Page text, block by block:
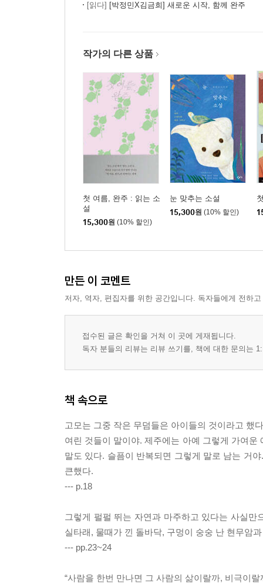
[읽다] [박정민X김금희] 새로운 시작, 함께 완주
작가의 다른 상품
첫 여름, 완주 : 읽는 소
설
15,300원 (10% 할인)
눈 맞추는 소설
15,300원 (10% 할인)
만든 이 코멘트
저자, 역자, 편집자를 위한 공간입니다. 독자들에게 전하
접수된 글은 확인을 거쳐 이 곳에 게재됩니다.
독자 분들의 리뷰는 리뷰 쓰기를, 책에 대한 문의는
책 속으로
고모는 그중 작은 무덤들은 아이들의 것이라고 했
여린 것들이 말이야. 제주에는 아예 그렇게 가여
말도 있다. 슬픔이 반복되면 그렇게 말로 남는 거
큰했다.
--- p.18
그렇게 펄펄 뛰는 자연과 마주하고 있다는 사실
실타래, 물때가 낀 돌바닥, 구멍이 숭숭 난 현무암
--- pp.23~24
“사람을 한번 만나면 그 사람의 삶이랄까, 비극이